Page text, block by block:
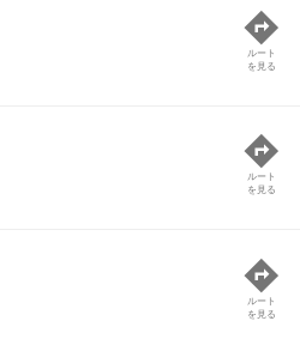
ルート
を見る
ルート
を見る
ルート
を見る